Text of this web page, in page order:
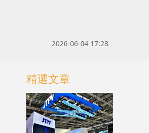
2026-06-04 17:28
精選文章